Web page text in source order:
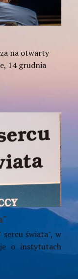
na otwarty
14 grudnia
sercu świata", w
o instytutach